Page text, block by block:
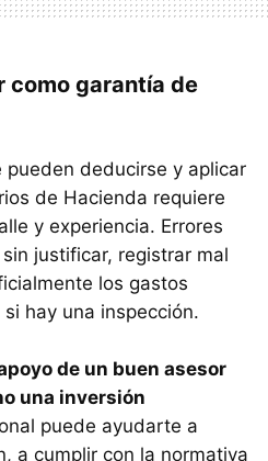
como garantía de
pueden deducirse y aplicar
de Hacienda requiere
y experiencia. Errores
justificar, registrar mal
los gastos
hay una inspección.
de un buen asesor
una inversión
puede ayudarte a
a cumplir con la normativa